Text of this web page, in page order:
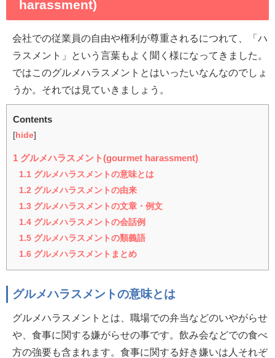
harassment)
会社での従業員の自由や権利が尊重されるにつれて、「ハ
ラスメント」という言葉もよく聞く様になってきました。
ではこのグルメハラスメントとはいったいなんなのでしょ
うか。それでは見ていきましょう。
Contents
[ hide]
1 グルメハラスメント(gourmet harassment)
1.1 グルメハラスメントの意味とは
1.2 グルメハラスメントの由来
1.3 グルメハラスメントの文章・例文
1.4 グルメハラスメントの会話例
1.5 グルメハラスメントの類義語
1.6 グルメハラスメントまとめ
グルメハラスメントの意味とは
グルメハラスメントとは、職場での弁当などのいやがらせ
や、食事に関する嫌がらせの事です。飲み会などでの食べ
方の強要も含まれます。食事に関する好き嫌いは人それぞ